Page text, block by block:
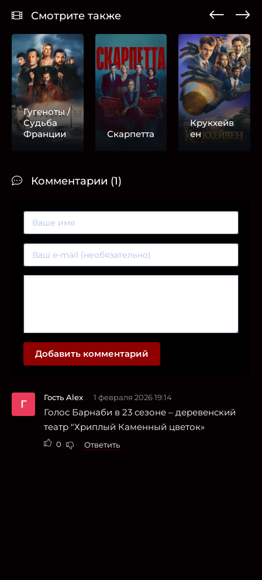
Смотрите также
Гугеноты /
Судьба
Франции
Скарпетта
Крукхейв
ен
Комментарии (1)
Добавить комментарий
Г
Гость Alex 1 февраля 2026 19:14
Голос Барнаби в 23 сезоне – деревенский
театр "Хриплый Каменный цветок»
0 Ответить